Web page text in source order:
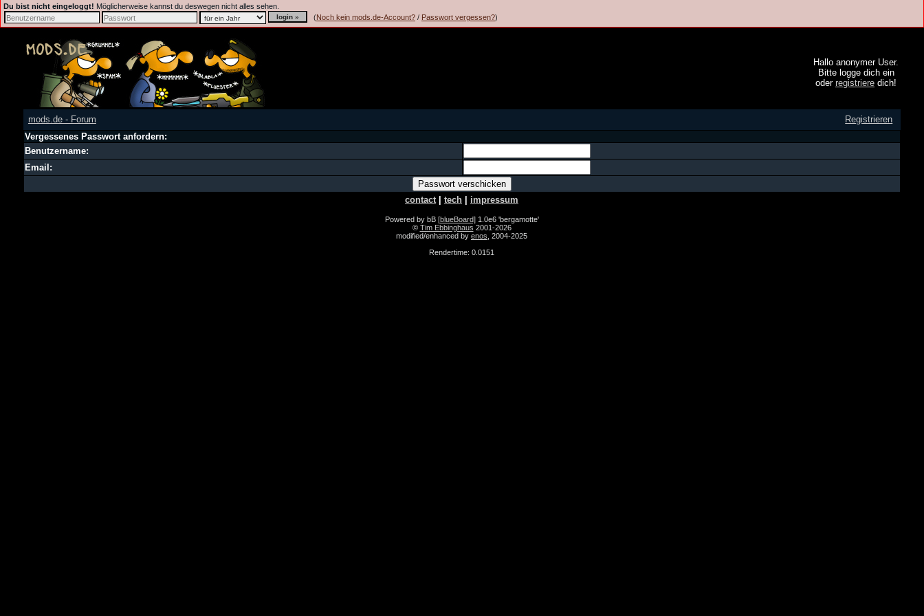
Du bist nicht eingeloggt! Möglicherweise kannst du deswegen nicht alles sehen.
(Noch kein mods.de-Account? / Passwort vergessen?)
Hallo anonymer User.
Bitte logge dich ein
oder registriere dich!
mods.de - Forum
Registrieren
Vergessenes Passwort anfordern:
Benutzername:
Email:
contact| tech impressum
Powered by bB [blueBoard] 1.0e6 'bergamotte'
© Tim Ebbinghaus 2001-2026
modified/enhanced by enos , 2004-2025
Rendertime: 0.0151